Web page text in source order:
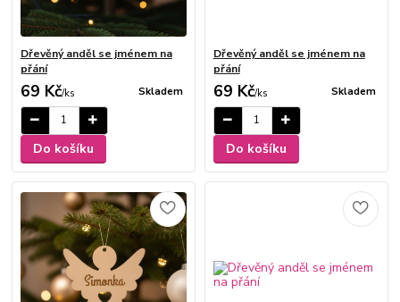
Dřevěný anděl se jménem na
přání
69 Kč/ks Skladem
Do košíku
Dřevěný anděl se jménem na
přání
69 Kč/ks Skladem
Do košíku